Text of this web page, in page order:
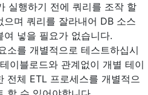
실행하기 전에 쿼리를 조작 할
으며 쿼리를 잘라내어 DB 소스
여 넣을 필요가 없습니다.
소를 개별적으로 테스트하십시
이블로드와 관계없이 개별 테이
전체 ETL 프로세스를 개별적으